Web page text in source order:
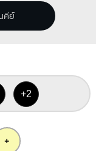
คีย์
+2
+